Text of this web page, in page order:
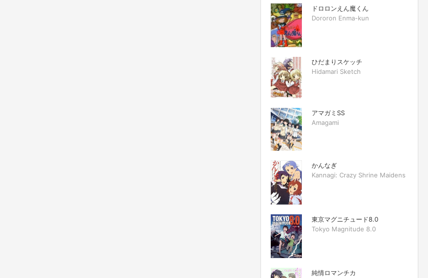
ドロロンえん魔くん
Dororon Enma-kun
ひだまりスケッチ
Hidamari Sketch
アマガミSS
Amagami
かんなぎ
Kannagi: Crazy Shrine Maidens
東京マグニチュード8.0
Tokyo Magnitude 8.0
純情ロマンチカ